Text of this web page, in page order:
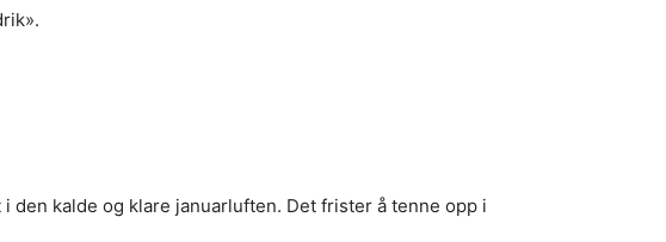
kalde og klare januarluften. Det frister å tenne opp i